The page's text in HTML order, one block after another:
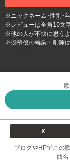
※ニックネーム･性別･
※レビューは全角10文
※他の人が不快に思う
※投稿後の編集・削除は
X
ブログやHPでこの
曲